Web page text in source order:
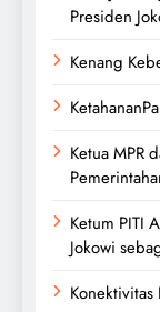
Presiden
Kenang
Ketua MPR
Ketum PITI
Jokowi